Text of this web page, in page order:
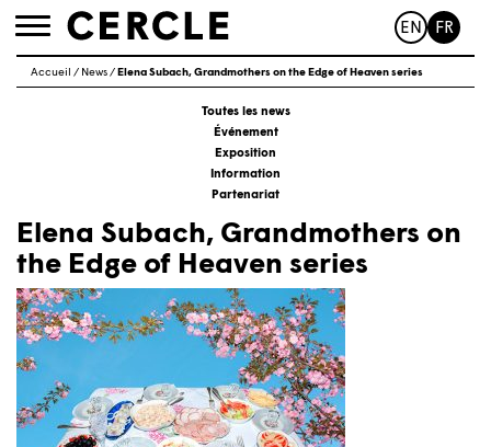
Toggle
EN FR
Accueil / News/ Elena Subach, Grandmothers on the Edge of Heaven series
Toutes les news
Événement
Exposition
Information
Partenariat
Elena Subach, Grandmothers on
the Edge of Heaven series